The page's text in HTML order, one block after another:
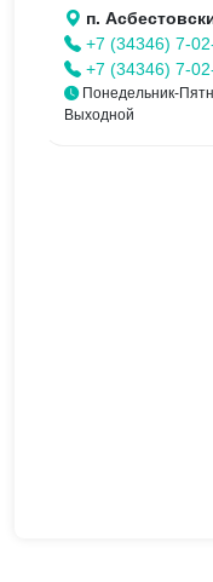
п.
+7 (34346) 7-
+7 (34346) 7-
Понедельник-
Выходной